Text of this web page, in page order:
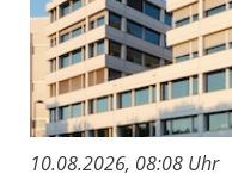
10.08.2026, 08:08 Uhr